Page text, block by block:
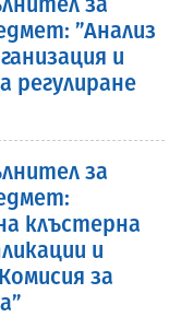
”Анализ
и
регулиране
за
клъстерна
и
за